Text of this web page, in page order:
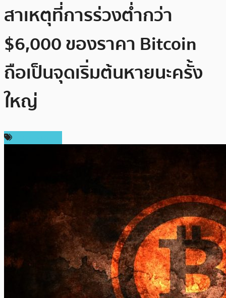
สาเหตุที่การร่วงต่ำกว่า
$6,000 ของราคา Bitcoin
ถือเป็นจุดเริ่มต้นหายนะครั้ง
ใหญ่